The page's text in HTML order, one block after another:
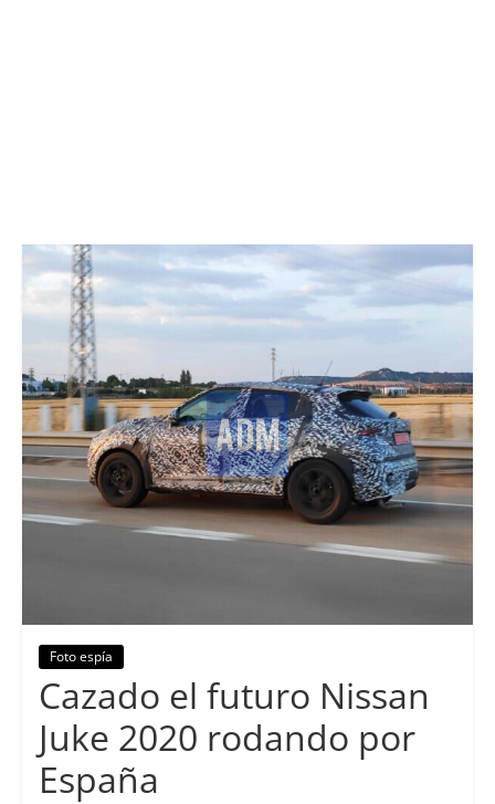
Foto espía
Cazado el futuro Nissan
Juke 2020 rodando por
España